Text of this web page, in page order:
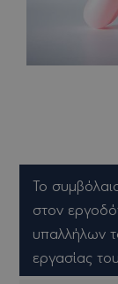
Το
στον
υπαλλήλων
εργασίας